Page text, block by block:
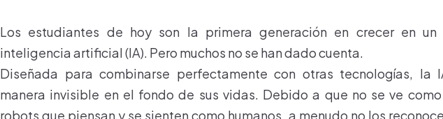
Los estudiantes de hoy son la primera generación en crecer en un
inteligencia artificial (IA). Pero muchos no se han dado cuenta.
Diseñada para combinarse perfectamente con otras tecnologías, la
manera invisible en el fondo de sus vidas. Debido a que no se ve
robots que piensan y se sienten como humanos, a menudo no los